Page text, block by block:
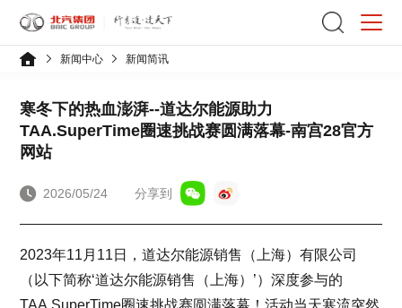
新闻中心 新闻简讯
寒冬下的热血澎湃--道达尔能源助力
TAA.SuperTime圈速挑战赛圆满落幕-南宫28官方
网站
2026/05/24 分享到
2023年11月11日，道达尔能源销售（上海）有限公司
（以下简称‘道达尔能源销售（上海）’）深度参与的
TAA.SuperTime圈速挑战赛圆满落幕！活动当天寒流突然